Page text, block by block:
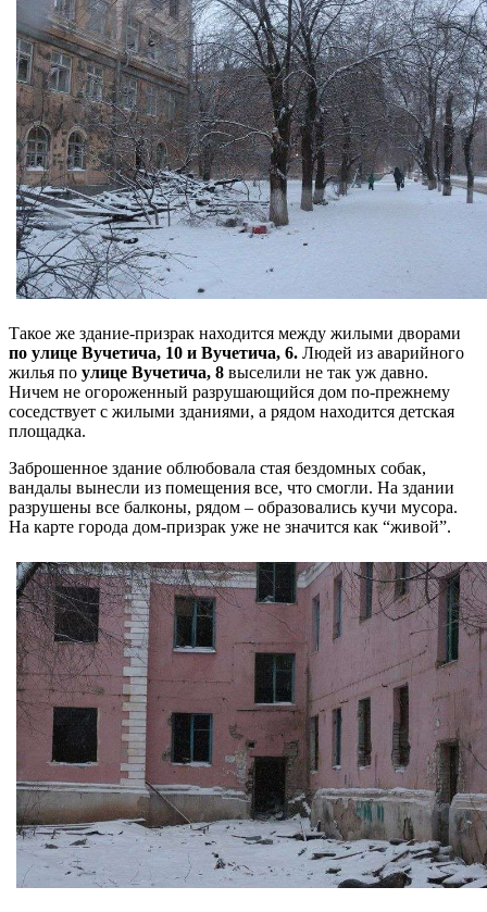
Такое же здание-призрак находится между жилыми дворами
по улице Вучетича, 10 и Вучетича, 6. Людей из аварийного
жилья по улице Вучетича, 8 выселили не так уж давно.
Ничем не огороженный разрушающийся дом по-прежнему
соседствует с жилыми зданиями, а рядом находится детская
площадка.
Заброшенное здание облюбовала стая бездомных собак,
вандалы вынесли из помещения все, что смогли. На здании
разрушены все балконы, рядом – образовались кучи мусора.
На карте города дом-призрак уже не значится как “живой”.